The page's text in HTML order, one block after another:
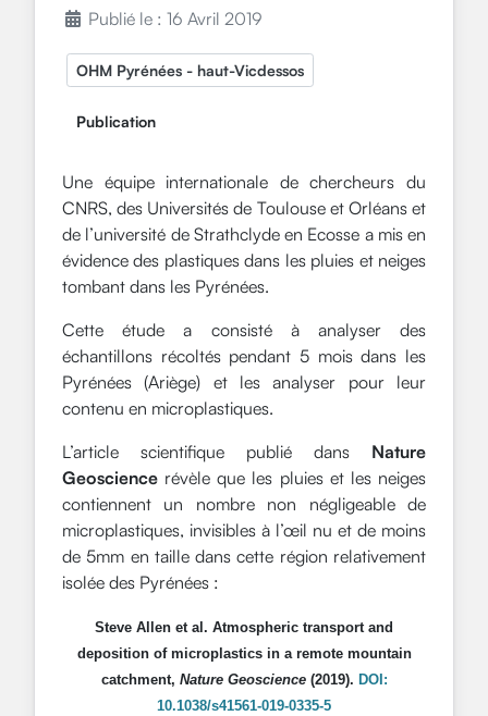
Publié le : 16 Avril 2019
OHM Pyrénées - haut-Vicdessos
Publication
Une équipe internationale de chercheurs du
CNRS, des Universités de Toulouse et Orléans et
de l’université de Strathclyde en Ecosse a mis en
évidence des plastiques dans les pluies et neiges
tombant dans les Pyrénées.
Cette étude a consisté à analyser des
échantillons récoltés pendant 5 mois dans les
Pyrénées (Ariège) et les analyser pour leur
contenu en microplastiques.
L’article scientifique publié dans Nature
Geoscience révèle que les pluies et les neiges
contiennent un nombre non négligeable de
microplastiques, invisibles à l’œil nu et de moins
de 5mm en taille dans cette région relativement
isolée des Pyrénées :
Steve Allen et al. Atmospheric transport and
deposition of microplastics in a remote mountain
catchment, Nature Geoscience(2019). DOI:
10.1038/s41561-019-0335-5